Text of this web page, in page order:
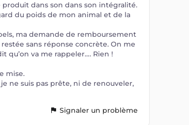
produit dans son dans son intégralité.
du poids de mon animal et de la
ma demande de remboursement
sans réponse concrète. On me
qu’on va me rappeler…. Rien !
mise.
ne suis pas prête, ni de renouveler,
Signaler un problème